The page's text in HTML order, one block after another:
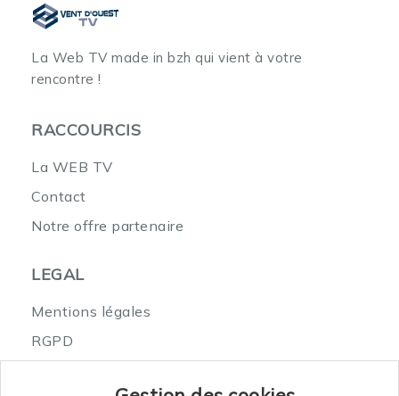
La Web TV made in bzh qui vient à votre
rencontre !
RACCOURCIS
La WEB TV
Contact
Notre offre partenaire
LEGAL
Mentions légales
RGPD
Où nous trouver